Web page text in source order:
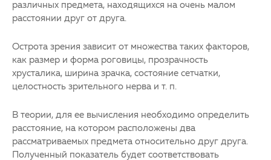
различных предмета, находящихся на очень малом
расстоянии друг от друга.
Острота зрения зависит от множества таких факторов,
как размер и форма роговицы, прозрачность
хрусталика, ширина зрачка, состояние сетчатки,
целостность зрительного нерва и т. п.
В теории, для ее вычисления необходимо определить
расстояние, на котором расположены два
рассматриваемых предмета относительно друг друга.
Полученный показатель будет соответствовать